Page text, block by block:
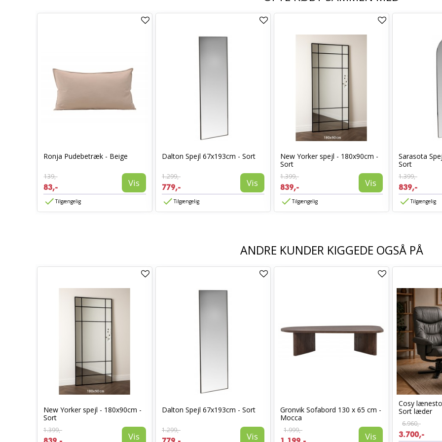
Ronja Pudebetræk - Beige
139,-
83,- Vis
Tilgængelig
Dalton Spejl 67x193cm - Sort
1.299,-
779,- Vis
Tilgængelig
New Yorker spejl - 180x90cm -
Sort
1.399,-
839,- Vis
Tilgængelig
Sarasota
Sort
1.399,-
839,-
Tilgængelig
ANDRE KUNDER KIGGEDE OGSÅ PÅ
New Yorker spejl - 180x90cm -
Sort
1.399,-
Vis
Dalton Spejl 67x193cm - Sort
1.299,-
Vis
Gronvik Sofabord 130 x 65 cm -
Mocca
1.999,-
Vis
Cosy
Sort læder
6.960,-
3.700,-